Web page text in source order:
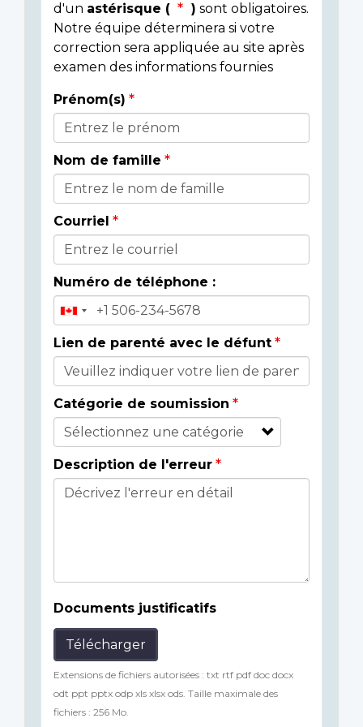
d'un astérisque ( ) sont obligatoires.
Notre équipe déterminera si votre
correction sera appliquée au site après
examen des informations fournies
Donor
Details
Prénom(s)
Nom de famille
Courriel
Numéro de téléphone :
Lien de parenté avec le défunt
Catégorie de soumission
Description de l'erreur
Documents justificatifs
Télécharger
Extensions de fichiers autorisées : txt rtf pdf doc docx
odt ppt pptx odp xls xlsx ods. Taille maximale des
fichiers : 256 Mo.